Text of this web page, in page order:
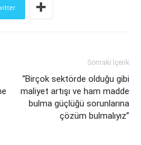
Sonraki İçerik
“Birçok sektörde olduğu gibi
maliyet artışı ve ham madde
bulma güçlüğü sorunlarına
çözüm bulmalıyız”